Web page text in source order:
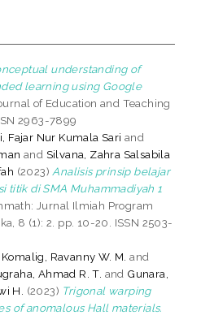
understanding of
learning using Google
of Education and Teaching
2963-7899
Fajar Nur Kumala Sari and
and Silvana, Zahra Salsabila
(2023) Analisis prinsip belajar
titik di SMA Muhammadiyah 1
Jurnal Ilmiah Program
8 (1): 2. pp. 10-20. ISSN 2503-
Komalig, Ravanny W. M. and
Ahmad R. T. and Gunara,
H. (2023) Trigonal warping
of anomalous Hall materials.